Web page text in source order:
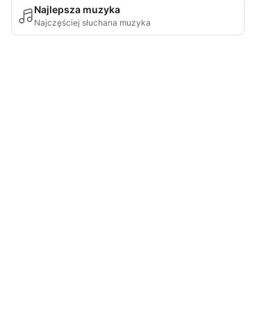
Najlepsza muzyka
Najczęściej słuchana muzyka